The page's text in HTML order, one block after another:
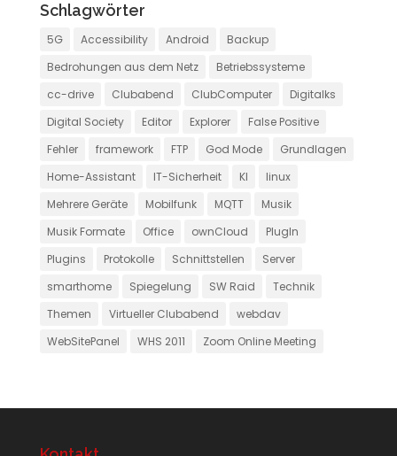
Schlagwörter
5G Accessibility Android
Backup
Bedrohungen aus dem Netz
Betriebssysteme
cc-drive
Clubabend ClubComputer
Digitalks
Digital Society
Editor Explorer
False Positive
Fehler
framework FTP God Mode
Grundlagen
Home-Assistant
IT-Sicherheit KI
linux
Mehrere Geräte
Mobilfunk MQTT
Musik
Musik Formate
Office ownCloud
PlugIn
Plugins
Protokolle Schnittstellen
Server
smarthome
Spiegelung SW Raid
Technik
Themen
Virtueller Clubabend
webdav
WebSitePanel
WHS 2011 Zoom Online Meeting